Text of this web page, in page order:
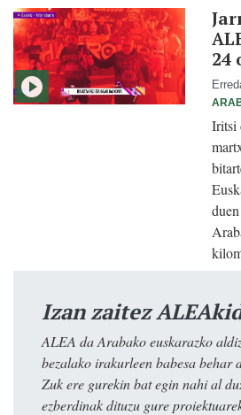
24
Iritsi
Izan zaitez
ALEA da Arabako euskarazko
bezalako irakurleen babesa behar
Zuk ere gurekin bat egin nahi al
ezberdinak dituzu gure